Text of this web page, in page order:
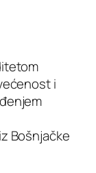
i
Bošnjačke